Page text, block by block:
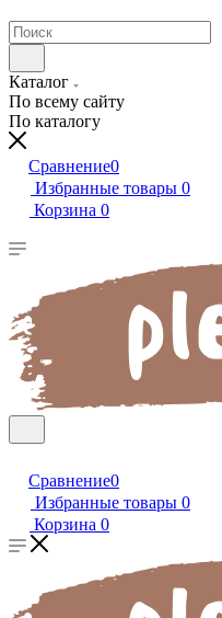
Каталог
По всему сайту
По каталогу
Сравнение0
Избранные товары 0
Корзина 0
Сравнение0
Избранные товары 0
Корзина 0